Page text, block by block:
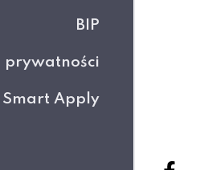
BIP
prywatności
Smart Apply